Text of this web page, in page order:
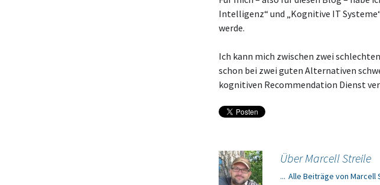
Intelligenz“ und „Kognitive IT
werde.
Ich kann mich zwischen zwei
schon bei zwei guten Alternativen
kognitiven Recommendation Dienst
Über Marcell Streile
... Alle Beiträge von Marcell